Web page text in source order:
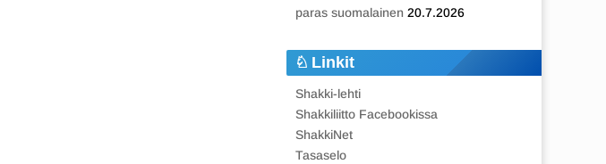
paras suomalainen 20.7.2026
Linkit
Shakki-lehti
Shakkiliitto Facebookissa
ShakkiNet
Tasaselo